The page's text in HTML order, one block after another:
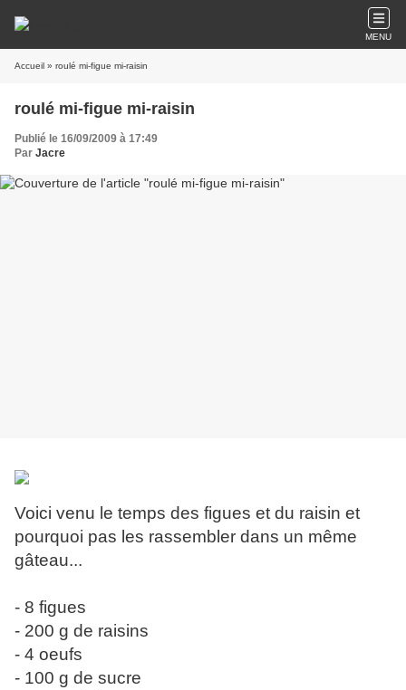
MENU
Accueil » roulé mi-figue mi-raisin
roulé mi-figue mi-raisin
Publié le 16/09/2009 à 17:49
Par Jacre
Voici venu le temps des figues et du raisin et
pourquoi pas les rassembler dans un même
gâteau...
- 8 figues
- 200 g de raisins
- 4 oeufs
- 100 g de sucre